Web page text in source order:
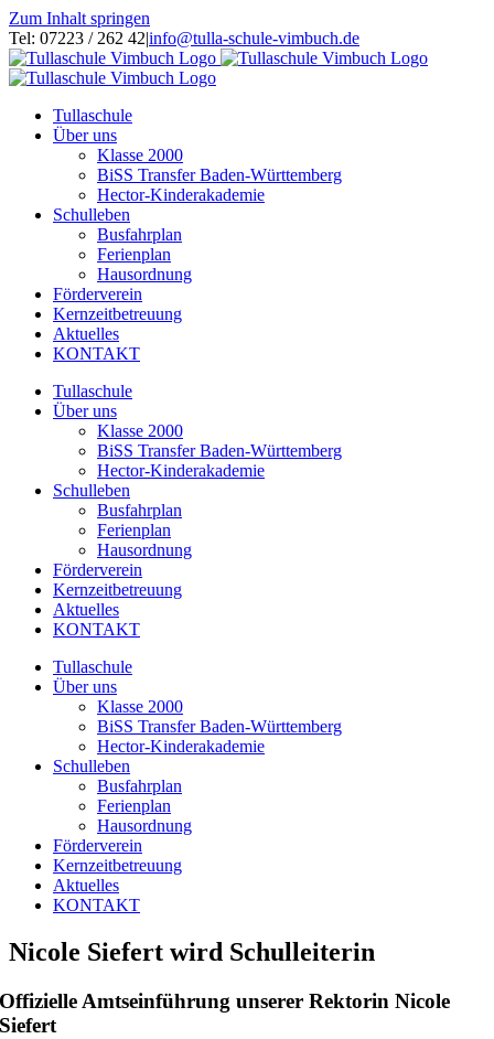
Zum Inhalt springen
Tel: 07223 / 262 42|info@tulla-schule-vimbuch.de
Tullaschule
Über uns
Klasse 2000
BiSS Transfer Baden-Württemberg
Hector-Kinderakademie
Schulleben
Busfahrplan
Ferienplan
Hausordnung
Förderverein
Kernzeitbetreuung
Aktuelles
KONTAKT
Tullaschule
Über uns
Klasse 2000
BiSS Transfer Baden-Württemberg
Hector-Kinderakademie
Schulleben
Busfahrplan
Ferienplan
Hausordnung
Förderverein
Kernzeitbetreuung
Aktuelles
KONTAKT
Tullaschule
Über uns
Klasse 2000
BiSS Transfer Baden-Württemberg
Hector-Kinderakademie
Schulleben
Busfahrplan
Ferienplan
Hausordnung
Förderverein
Kernzeitbetreuung
Aktuelles
KONTAKT
Nicole Siefert wird Schulleiterin
Offizielle Amtseinführung unserer Rektorin Nicole
Siefert